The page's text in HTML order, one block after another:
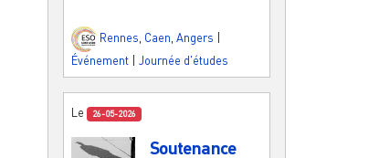
Rennes, Caen, Angers
Événement
Journée d'études
Le 26-05-2026
Soutenance